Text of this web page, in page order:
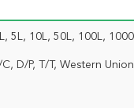
C, D/P, T/T, Western Union